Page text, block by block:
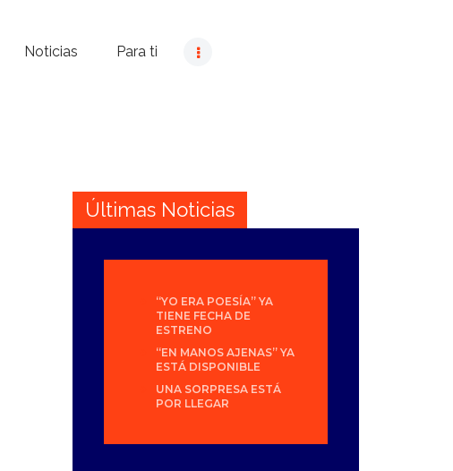
Noticias Para ti
Últimas Noticias
“YO ERA POESÍA” YA
TIENE FECHA DE
ESTRENO
“EN MANOS AJENAS” YA
ESTÁ DISPONIBLE
UNA SORPRESA ESTÁ
POR LLEGAR